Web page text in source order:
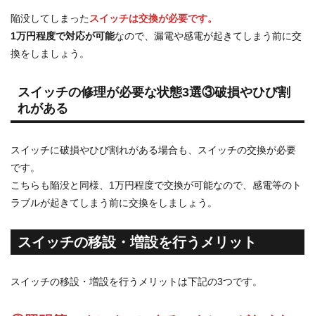
陥没してしまったスイッチは交換が必要です。
1万円程度で対応が可能なので、漏電や感電が起きてしまう前に交
換をしましょう。
スイッチの修理が必要な状態3選③破損やひび割
れがある
スイッチに破損やひび割れがある場合も、スイッチの交換が必要
です。
こちらも陥没と同様、1万円程度で交換が可能なので、感電等のト
ラブルが起きてしまう前に交換をしましょう。
スイッチの移設・増設を行うメリット
スイッチの移設・増設を行うメリットは下記の3つです。